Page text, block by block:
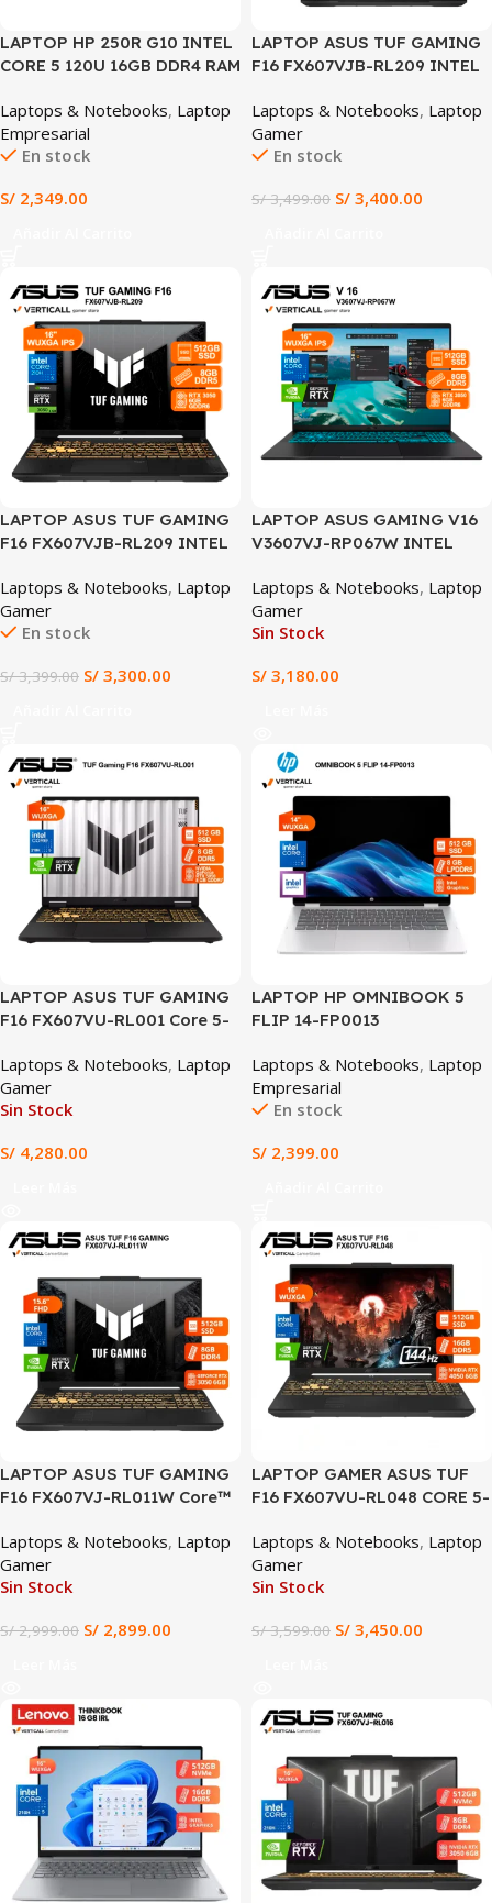
LAPTOP HP 250R G10 INTEL
CORE 5 120U 16GB DDR4 RAM
GRAPHICS WIN 11 PRE-
INSTALADO (HP 250R G10)
Laptops & Notebooks, Laptop
Empresarial
En stock
S/ 2,349.00
LAPTOP ASUS TUF GAMING
F16 FX607VJB-RL209 INTEL
512GB SSD NVIDIA GEFORCE
RTX 3050 6GB 16″ WUXGA
144HZ WINDOWS 11 PRO +
MOUSE ASUS TUF
Laptops & Notebooks, Laptop
Gamer
En stock
S/3,499.00 S/ 3,400.00
SALE
LAPTOP ASUS TUF GAMING
F16 FX607VJB-RL209 INTEL
512GB SSD NVIDIA GEFORCE
RTX 3050 6GB 16″ WUXGA
IPS 144HZ WINDOWS 11 PRO
(FX607VJB-RL209)
Laptops & Notebooks, Laptop
Gamer
En stock
S/3,399.00 S/ 3,300.00
LAPTOP ASUS GAMING V16
V3607VJ-RP067W INTEL
8GB DDR5, 512GB SSD, 16″
WUXGA IPS, TECLADO
Latino (configurable a
Laptops & Notebooks, Laptop
Gamer
Sin Stock
S/ 3,180.00
LAPTOP ASUS TUF GAMING
F16 FX607VU-RL001 Core 5-
RTX 4050 6GB, 16″ WUXGA
144Hz, WiFi 6 Incluye funda +
mouse + protector de
Laptops & Notebooks, Laptop
Gamer
Sin Stock
S/ 4,280.00
LAPTOP HP OMNIBOOK 5
FLIP 14-FP0013
120U, 512GB SSD, 8GB
LPDDR5, 14» (1920X1200)
TOUCHSCREEN, WIN11,
Keyboard
Laptops & Notebooks, Laptop
Empresarial
En stock
S/ 2,399.00
SALE
LAPTOP ASUS TUF GAMING
F16 FX607VJ-RL011W Core™
SSD, RTX™ 3050 6GB,
15.6FHD, WIN 11 HOME
Laptops & Notebooks, Laptop
Gamer
Sin Stock
S/2,999.00 S/ 2,899.00
SALE
LAPTOP GAMER ASUS TUF
F16 FX607VU-RL048 CORE 5-
SSD, T VIDEO RTX 4050 6GB,
16″ WUXGA 144Hz, Windows
11
Laptops & Notebooks, Laptop
Gamer
Sin Stock
S/3,599.00 S/ 3,450.00
SALE SALE